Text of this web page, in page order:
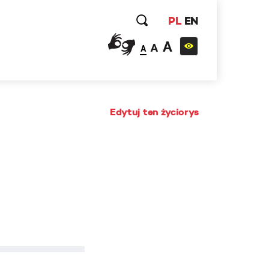
PL EN
A A A
Edytuj ten życiorys